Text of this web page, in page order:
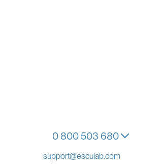
0 800 503 680
support@esculab.com